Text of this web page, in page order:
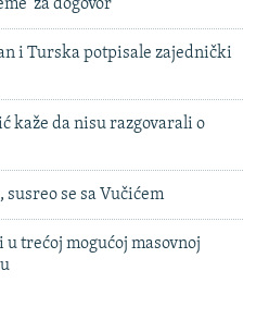
za dogovor
i Turska potpisale zajednički
kaže da nisu razgovarali o
se sa Vučićem
trećoj mogućoj masovnoj